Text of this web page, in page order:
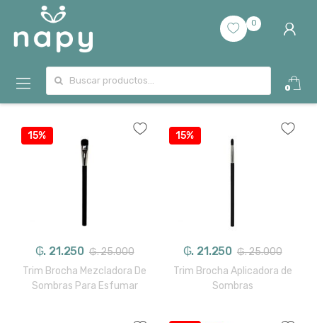
0
0
15%
₲. 21.250 ₲. 25.000
Trim Brocha Mezcladora De
Sombras Para Esfumar
15%
₲. 21.250 ₲. 25.000
Trim Brocha Aplicadora de
Sombras